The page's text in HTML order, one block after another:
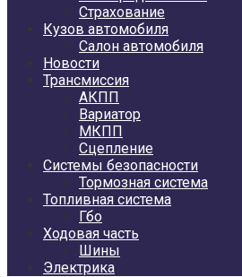
Страхование
Кузов автомобиля
Салон автомобиля
Новости
Трансмиссия
АКПП
Вариатор
МКПП
Сцепление
Системы безопасности
Тормозная система
Топливная система
Гбо
Ходовая часть
Шины
Электрика